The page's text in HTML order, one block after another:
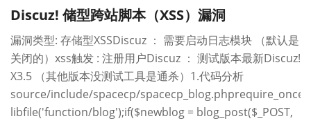
Discuz! 储型跨站脚本（XSS）漏洞
漏洞类型: 存储型XSSDiscuz ： 需要启动日志模块 （默认是
关闭的）xss触发 : 注册用户Discuz ： 测试版本最新Discuz!
X3.5 （其他版本没测试工具是通杀）1.代码分析
source/include/spacecp/spacecp_blog.phprequire_once
libfile('function/blog');if($newblog = blog_post($_POST,